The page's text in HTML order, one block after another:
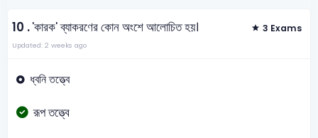
10 .'কারক' ব্যাকরণের কোন অংশে আলোচিত হয়। 3 Exams
Updated: 2 weeks ago
ধ্বনি তত্ত্বে
রূপ তত্ত্বে